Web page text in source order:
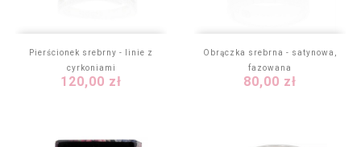
Pierścionek srebrny - linie z
cyrkoniami
Cena
120,00 zł
Obrączka srebrna - satynowa,
fazowana
Cena
80,00 zł